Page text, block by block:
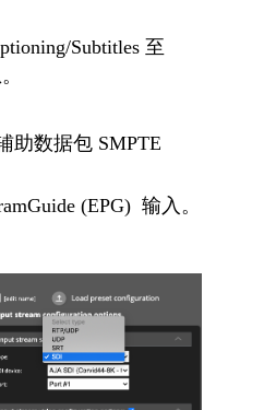
Subtitles 至
助数据包 SMPTE
(EPG) 输入。